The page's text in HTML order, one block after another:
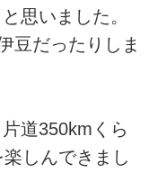
思いました。
豆だったりしま
道350kmくら
しんできまし